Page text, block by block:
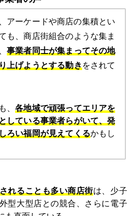
アーケードや商店の集積とい
も、商店街組合のような集ま
事業者同士が集まってその地
上げようとする動きをされて
、各地域で頑張ってエリアを
している事業者らがいて、発
ろい福岡が見えてくるかもし
れることも多い商店街は、少子
型大型店との競合、さらに電子